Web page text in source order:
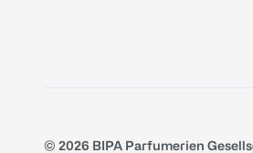
© 2026 BIPA Parfumerien